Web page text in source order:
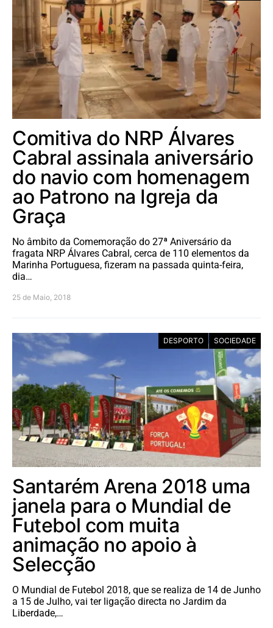
Comitiva do NRP Álvares
Cabral assinala aniversário
do navio com homenagem
ao Patrono na Igreja da
Graça
No âmbito da Comemoração do 27ª Aniversário da
fragata NRP Álvares Cabral, cerca de 110 elementos da
Marinha Portuguesa, fizeram na passada quinta-feira,
dia…
25 de Maio, 2018
DESPORTO SOCIEDADE
Santarém Arena 2018 uma
janela para o Mundial de
Futebol com muita
animação no apoio à
Selecção
O Mundial de Futebol 2018, que se realiza de 14 de Junho
a 15 de Julho, vai ter ligação directa no Jardim da
Liberdade,…